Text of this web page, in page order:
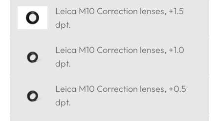
Leica M10 Correction lenses, +1.5
dpt.
Leica M10 Correction lenses, +1.0
dpt.
Leica M10 Correction lenses, +0.5
dpt.